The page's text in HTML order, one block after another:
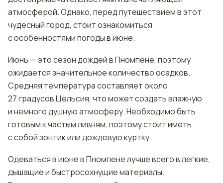
атмосферой. Однако, перед путешествием в этот
чудесный город, стоит ознакомиться
с особенностями погоды в июне.
Июнь — это сезон дождей в Пномпене, поэтому
ожидается значительное количество осадков.
Средняя температура составляет около
27 градусов Цельсия, что может создать влажную
и немного душную атмосферу. Необходимо быть
готовым к частым ливням, поэтому стоит иметь
с собой зонтик или дождевую куртку.
Одеваться в июне в Пномпене лучше всего в легкие,
дышащие и быстросохнущие материалы.